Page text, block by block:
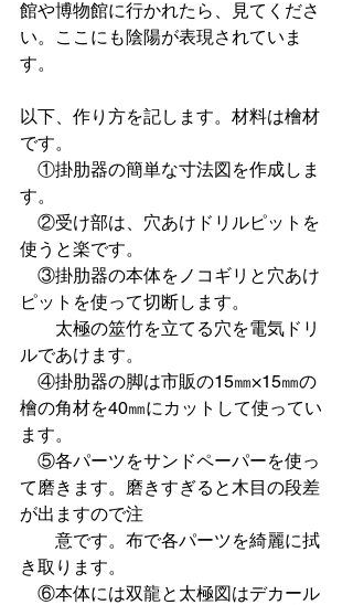
館や博物館に行かれたら、見てくださ
い。ここにも陰陽が表現されていま
す。
以下、作り方を記します。材料は檜材
です。
①掛肋器の簡単な寸法図を作成しま
す。
②受け部は、穴あけドリルピットを
使うと楽です。
③掛肋器の本体をノコギリと穴あけ
ピットを使って切断します。
太極の筮竹を立てる穴を電気ドリ
ルであけます。
④掛肋器の脚は市販の15㎜×15㎜の
檜の角材を40㎜にカットして使ってい
ます。
⑤各パーツをサンドペーパーを使っ
て磨きます。磨きすぎると木目の段差
が出ますので注
意です。布で各パーツを綺麗に拭
き取ります。
⑥本体には双龍と太極図はデカール